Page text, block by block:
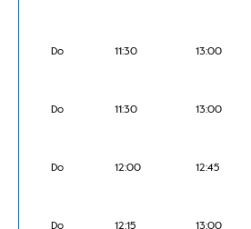
Do 11:30 13:00
Do 11:30 13:00
Do 12:00 12:45
Do 12:15 13:00